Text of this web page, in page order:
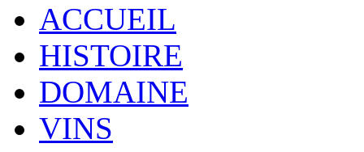
ACCUEIL
HISTOIRE
DOMAINE
VINS